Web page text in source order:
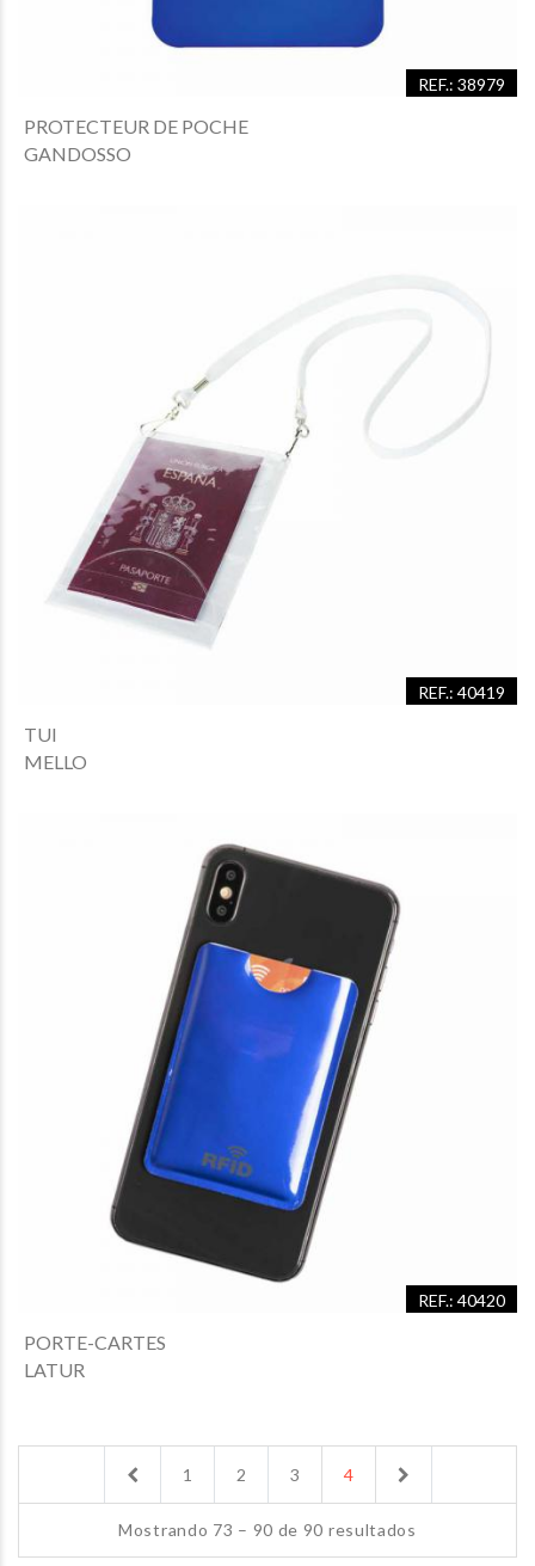
REF.: 38979
PROTECTEUR DE POCHE
GANDOSSO
REF.: 40419
TUI
MELLO
REF.: 40420
PORTE-CARTES
LATUR
Previous
1 2 3 4 Next
Mostrando 73 – 90 de 90 resultados